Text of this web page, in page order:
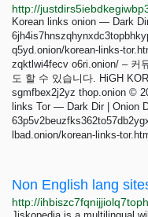
Korean links onion — Dark
q5yd.onion/korean-links-
zqktlwi4fecv o6ri.onion/ – 커
도 할 수 있습니다. HiGH
sgmfbex2j2yz thop.onion ©
links Tor — Dark Dir | Onion
lbad.onion/korean-links-
Non English lang